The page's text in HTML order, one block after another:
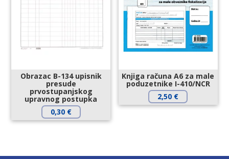
Obrazac B-134 upisnik
presude
prvostupanjskog
upravnog postupka
0,30 €
Knjiga računa A6 za male
poduzetnike I-410/NCR
2,50 €